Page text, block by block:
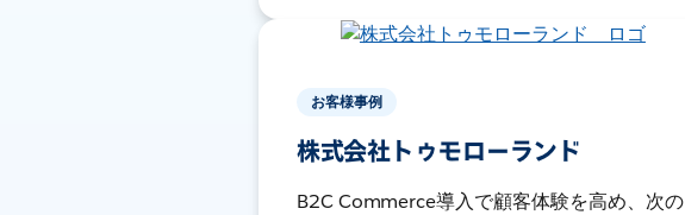
お客様事例
株式会社トゥモローランド
B2C Commerce導入で顧客体験を高め、次の